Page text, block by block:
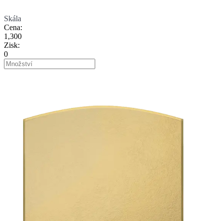
Skála
Cena:
1,300
Zisk:
0